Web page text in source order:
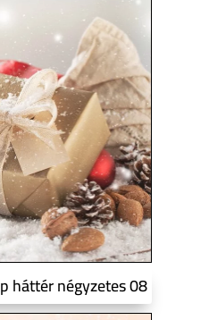
háttér négyzetes 08